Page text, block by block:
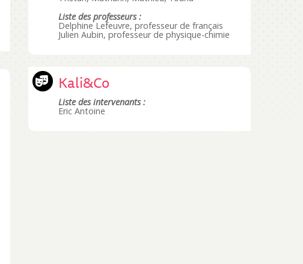
Liste des professeurs :
Delphine Lefeuvre, professeur de français
Julien Aubin, professeur de physique-chimie
Kali&Co
Liste des intervenants :
Eric Antoine